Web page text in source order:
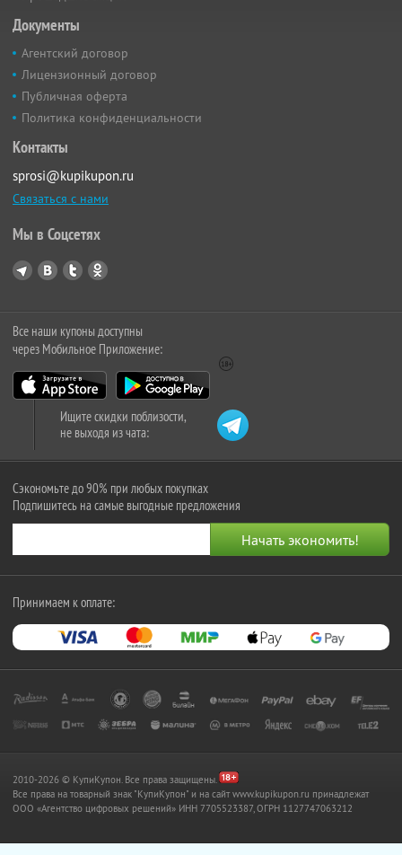
Документы
Агентский договор
Лицензионный договор
Публичная оферта
Политика конфиденциальности
Контакты
sprosi@kupikupon.ru
Связаться с нами
Мы в Соцсетях
Все наши купоны доступны
через Мобильное Приложение:
Ищите скидки поблизости,
не выходя из чата:
Сэкономьте до 90% при любых покупках
Подпишитесь на самые выгодные предложения
Принимаем к оплате:
2010-2026 © КупиКупон. Все права защищены.
Все права на товарный знак "КупиКупон" и на сайт www.kupikupon.ru принадлежат
OOO «Агентство цифровых решений» ИНН 7705523387, ОГРН 1127747063212